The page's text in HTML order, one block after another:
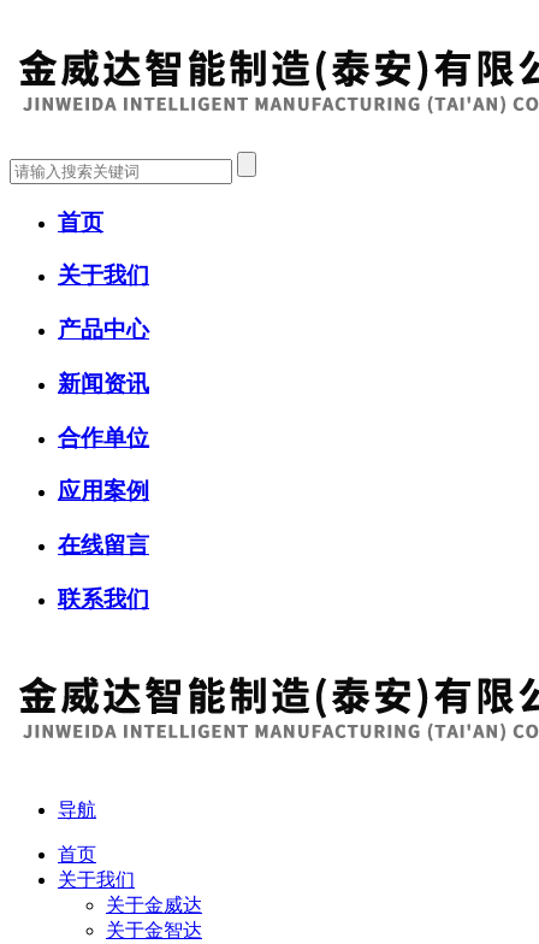
首页
关于我们
产品中心
新闻资讯
合作单位
应用案例
在线留言
联系我们
导航
首页
关于我们
关于金威达
关于金智达